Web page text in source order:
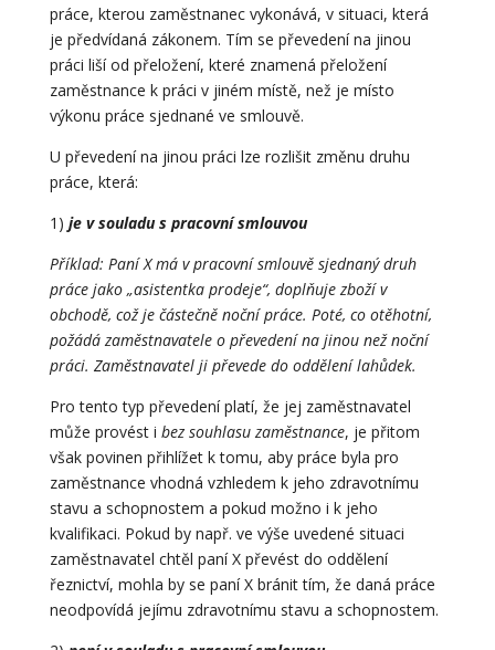
práce, kterou zaměstnanec vykonává, v situaci, která
je předvídaná zákonem. Tím se převedení na jinou
práci liší od přeložení, které znamená přeložení
zaměstnance k práci v jiném místě, než je místo
výkonu práce sjednané ve smlouvě.
U převedení na jinou práci lze rozlišit změnu druhu
práce, která:
1) je v souladu s pracovní smlouvou
Příklad: Paní X má v pracovní smlouvě sjednaný druh
práce jako „asistentka prodeje“, doplňuje zboží v
obchodě, což je částečně noční práce. Poté, co otěhotní,
požádá zaměstnavatele o převedení na jinou než noční
práci. Zaměstnavatel ji převede do oddělení lahůdek.
Pro tento typ převedení platí, že jej zaměstnavatel
může provést i bez souhlasu zaměstnance, je přitom
však povinen přihlížet k tomu, aby práce byla pro
zaměstnance vhodná vzhledem k jeho zdravotnímu
stavu a schopnostem a pokud možno i k jeho
kvalifikaci. Pokud by např. ve výše uvedené situaci
zaměstnavatel chtěl paní X převést do oddělení
řeznictví, mohla by se paní X bránit tím, že daná práce
neodpovídá jejímu zdravotnímu stavu a schopnostem.